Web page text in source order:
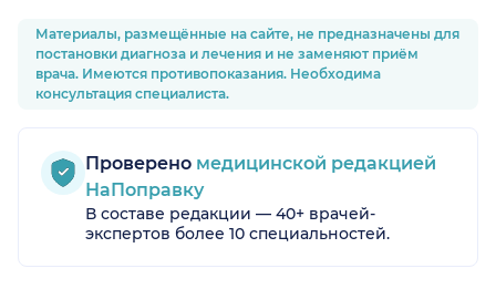
Материалы, размещённые на сайте, не предназначены для
постановки диагноза и лечения и не заменяют приём
врача. Имеются противопоказания. Необходима
консультация специалиста.
Проверено медицинской редакцией
НаПоправку
В составе редакции — 40+ врачей-
экспертов более 10 специальностей.